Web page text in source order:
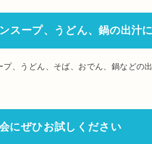
スープ、うどん、鍋の出汁に
プ、うどん、そば、おでん、鍋などの
にぜひお試しください